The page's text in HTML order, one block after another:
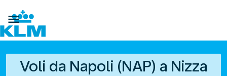

Voli da Napoli (NAP) a Nizza